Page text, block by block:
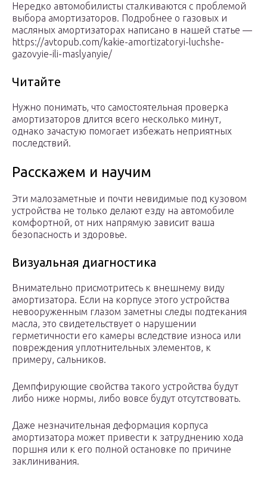
Нередко автомобилисты сталкиваются с проблемой
выбора амортизаторов. Подробнее о газовых и
масляных амортизаторах написано в нашей статье —
https://avtopub.com/kakie-amortizatoryi-luchshe-
gazovyie-ili-maslyanyie/
Читайте
Нужно понимать, что самостоятельная проверка
амортизаторов длится всего несколько минут,
однако зачастую помогает избежать неприятных
последствий.
Расскажем и научим
Эти малозаметные и почти невидимые под кузовом
устройства не только делают езду на автомобиле
комфортной, от них напрямую зависит ваша
безопасность и здоровье.
Визуальная диагностика
Внимательно присмотритесь к внешнему виду
амортизатора. Если на корпусе этого устройства
невооруженным глазом заметны следы подтекания
масла, это свидетельствует о нарушении
герметичности его камеры вследствие износа или
повреждения уплотнительных элементов, к
примеру, сальников.
Демпфирующие свойства такого устройства будут
либо ниже нормы, либо вовсе будут отсутствовать.
Даже незначительная деформация корпуса
амортизатора может привести к затруднению хода
поршня или к его полной остановке по причине
заклинивания.